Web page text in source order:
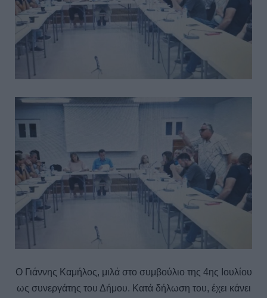
O Γιάννης Καμήλος, μιλά στο συμβούλιο της 4ης Ιουλίου
ως συνεργάτης του Δήμου. Κατά δήλωση του, έχει κάνει